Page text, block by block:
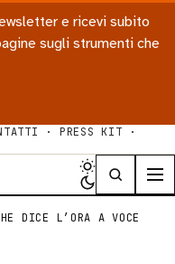
e ricevi subito
sugli strumenti che
· PRESS KIT
·
DICE L’ORA A VOCE